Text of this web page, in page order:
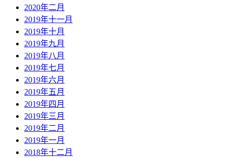
2020年二月
2019年十一月
2019年十月
2019年九月
2019年八月
2019年七月
2019年六月
2019年五月
2019年四月
2019年三月
2019年二月
2019年一月
2018年十二月